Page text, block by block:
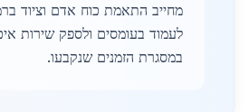
מחייב התאמת כוח אדם וציוד
לעמוד בעומסים ולספק שירות
במסגרת הזמנים שנקבעו.